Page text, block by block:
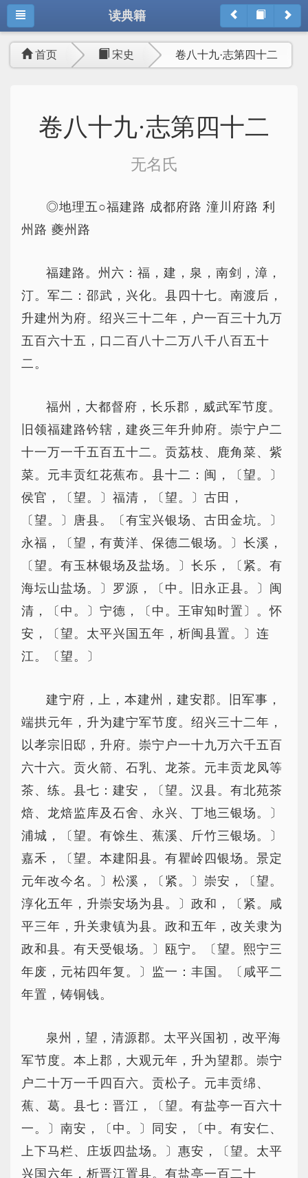
读典籍
首页 宋史 卷八十九·志第四十二
卷八十九·志第四十二
无名氏
◎地理五○福建路 成都府路 潼川府路 利
州路 夔州路
福建路。州六：福，建，泉，南剑，漳，
汀。军二：邵武，兴化。县四十七。南渡后，
升建州为府。绍兴三十二年，户一百三十九万
五百六十五，口二百八十二万八千八百五十
二。
福州，大都督府，长乐郡，威武军节度。
旧领福建路钤辖，建炎三年升帅府。崇宁户二
十一万一千五百五十二。贡荔枝、鹿角菜、紫
菜。元丰贡红花蕉布。县十二：闽，〔望。〕
侯官，〔望。〕福清，〔望。〕古田，
〔望。〕唐县。〔有宝兴银场、古田金坑。〕
永福，〔望，有黄洋、保德二银场。〕长溪，
〔望。有玉林银场及盐场。〕长乐，〔紧。有
海坛山盐场。〕罗源，〔中。旧永正县。〕闽
清，〔中。〕宁德，〔中。王审知时置〕。怀
安，〔望。太平兴国五年，析闽县置。〕连
江。〔望。〕
建宁府，上，本建州，建安郡。旧军事，
端拱元年，升为建宁军节度。绍兴三十二年，
以孝宗旧邸，升府。崇宁户一十九万六千五百
六十六。贡火箭、石乳、龙茶。元丰贡龙凤等
茶、练。县七：建安，〔望。汉县。有北苑茶
焙、龙焙监库及石舍、永兴、丁地三银场。〕
浦城，〔望。有馀生、蕉溪、斤竹三银场。〕
嘉禾，〔望。本建阳县。有瞿岭四银场。景定
元年改今名。〕松溪，〔紧。〕崇安，〔望。
淳化五年，升崇安场为县。〕政和，〔紧。咸
平三年，升关隶镇为县。政和五年，改关隶为
政和县。有天受银场。〕瓯宁。〔望。熙宁三
年废，元祐四年复。〕监一：丰国。〔咸平二
年置，铸铜钱。
泉州，望，清源郡。太平兴国初，改平海
军节度。本上郡，大观元年，升为望郡。崇宁
户二十万一千四百六。贡松子。元丰贡绵、
蕉、葛。县七：晋江，〔望。有盐亭一百六十
一。〕南安，〔中。〕同安，〔中。有安仁、
上下马栏、庄坂四盐场。〕惠安，〔望。太平
兴国六年，析晋江置县。有盐亭一百二十